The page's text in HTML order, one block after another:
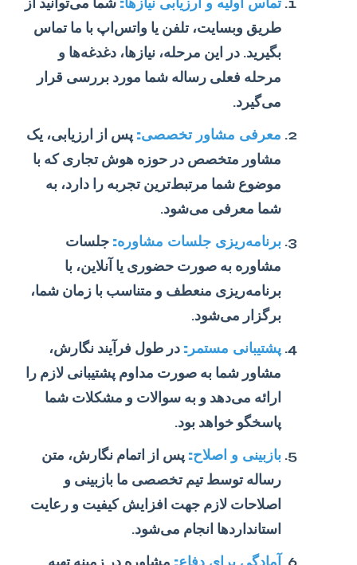
تماس اولیه و ارزیابی نیازها: شما می‌توانید از
طریق وبسایت، تلفن یا واتس‌اپ با ما تماس
بگیرید. در این مرحله، نیازها، دغدغه‌ها و
مرحله فعلی رساله شما مورد بررسی قرار
می‌گیرد.
معرفی مشاور تخصصی: پس از ارزیابی، یک
مشاور متخصص در حوزه هوش تجاری که با
موضوع شما مرتبط‌ترین تجربه را دارد، به
شما معرفی می‌شود.
برنامه‌ریزی جلسات مشاوره: جلسات
مشاوره به صورت حضوری یا آنلاین، با
برنامه‌ریزی منعطف و متناسب با زمان شما،
برگزار می‌شود.
پشتیبانی مستمر: در طول فرآیند نگارش،
مشاور شما به صورت مداوم پشتیبانی لازم را
ارائه می‌دهد و به سوالات و مشکلات شما
پاسخگو خواهد بود.
بازبینی و اصلاح: پس از اتمام نگارش، متن
رساله توسط تیم تخصصی ما بازبینی و
اصلاحات لازم جهت افزایش کیفیت و رعایت
استانداردها انجام می‌شود.